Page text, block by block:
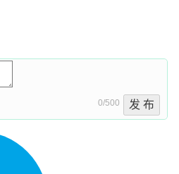
0/500 发 布